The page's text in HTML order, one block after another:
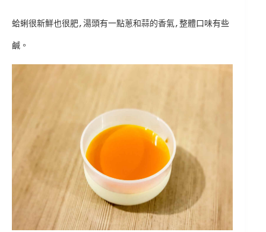
蛤蜊很新鮮也很肥,湯頭有一點蔥和蒜的香氣,整體口味有些
鹹。